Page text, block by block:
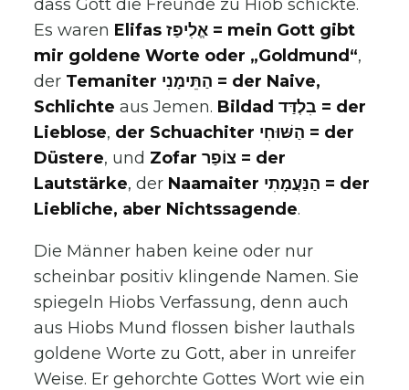
dass Gott die Freunde zu Hiob schickte.
Es waren Elifas אֱלִיפַז = mein Gott gibt
mir goldene Worte oder „Goldmund“,
der Temaniter הַתֵּימָנִי = der Naive,
Schlichte aus Jemen. Bildad בִלְדַּד = der
Lieblose, der Schuachiter הַשּׁוּחִי = der
Düstere, und Zofar צוֹפַר = der
Lautstärke, der Naamaiter הַנַּעֲמָתִי = der
Liebliche, aber Nichtssagende.
Die Männer haben keine oder nur
scheinbar positiv klingende Namen. Sie
spiegeln Hiobs Verfassung, denn auch
aus Hiobs Mund flossen bisher lauthals
goldene Worte zu Gott, aber in unreifer
Weise. Er gehorchte Gottes Wort wie ein